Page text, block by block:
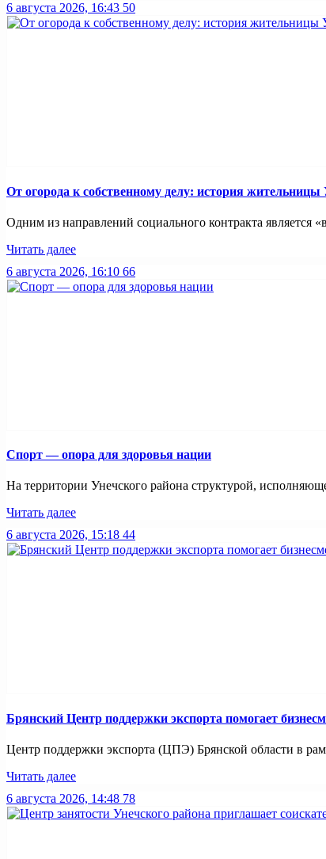
6 августа 2026, 16:43 50
От огорода к собственному делу: история жительницы
Одним из направлений социального контракта является
Читать далее
6 августа 2026, 16:10 66
Спорт — опора для здоровья нации
На территории Унечского района структурой,
Читать далее
6 августа 2026, 15:18 44
Брянский Центр поддержки экспорта помогает
Центр поддержки экспорта (ЦПЭ) Брянской области в
Читать далее
6 августа 2026, 14:48 78